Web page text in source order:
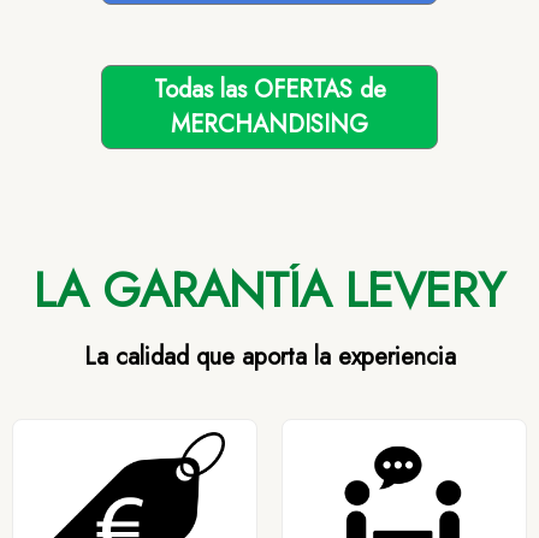
Todas las OFERTAS de
MERCHANDISING
LA GARANTÍA LEVERY
La calidad que aporta la experiencia